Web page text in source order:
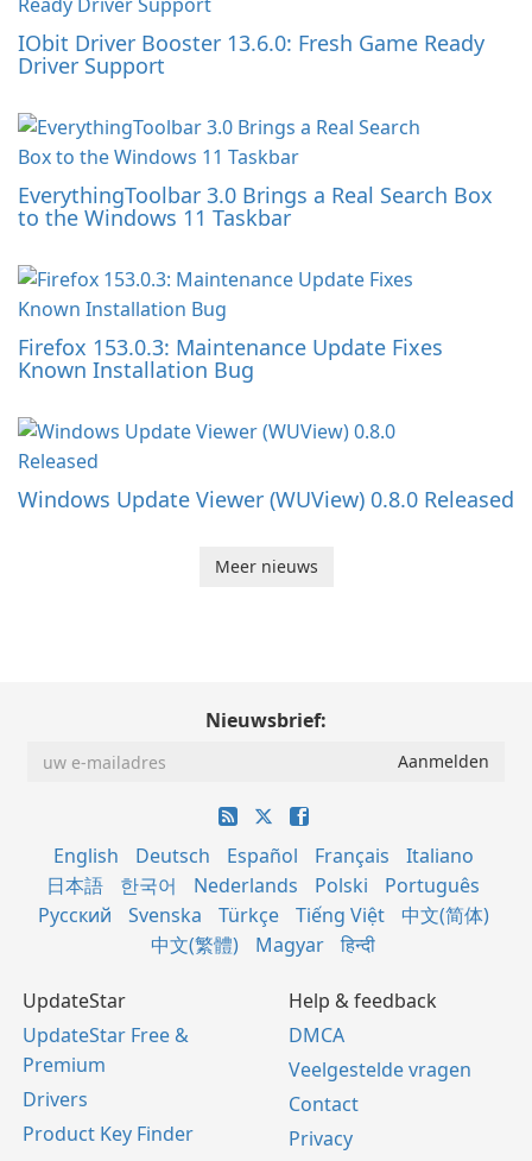
IObit Driver Booster 13.6.0: Fresh Game Ready
Driver Support
EverythingToolbar 3.0 Brings a Real Search Box
to the Windows 11 Taskbar
Firefox 153.0.3: Maintenance Update Fixes
Known Installation Bug
Windows Update Viewer (WUView) 0.8.0 Released
Meer nieuws
Nieuwsbrief:
English Deutsch Español Français
Italiano
日本語
한국어 Nederlands Polski
Português
Русский
Svenska Türkçe Tiếng Việt
中文(简体)
中文(繁體)
Magyar हिन्दी
UpdateStar
UpdateStar Free &
Premium
Drivers
Product Key Finder
Help & feedback
DMCA
Veelgestelde vragen
Contact
Privacy